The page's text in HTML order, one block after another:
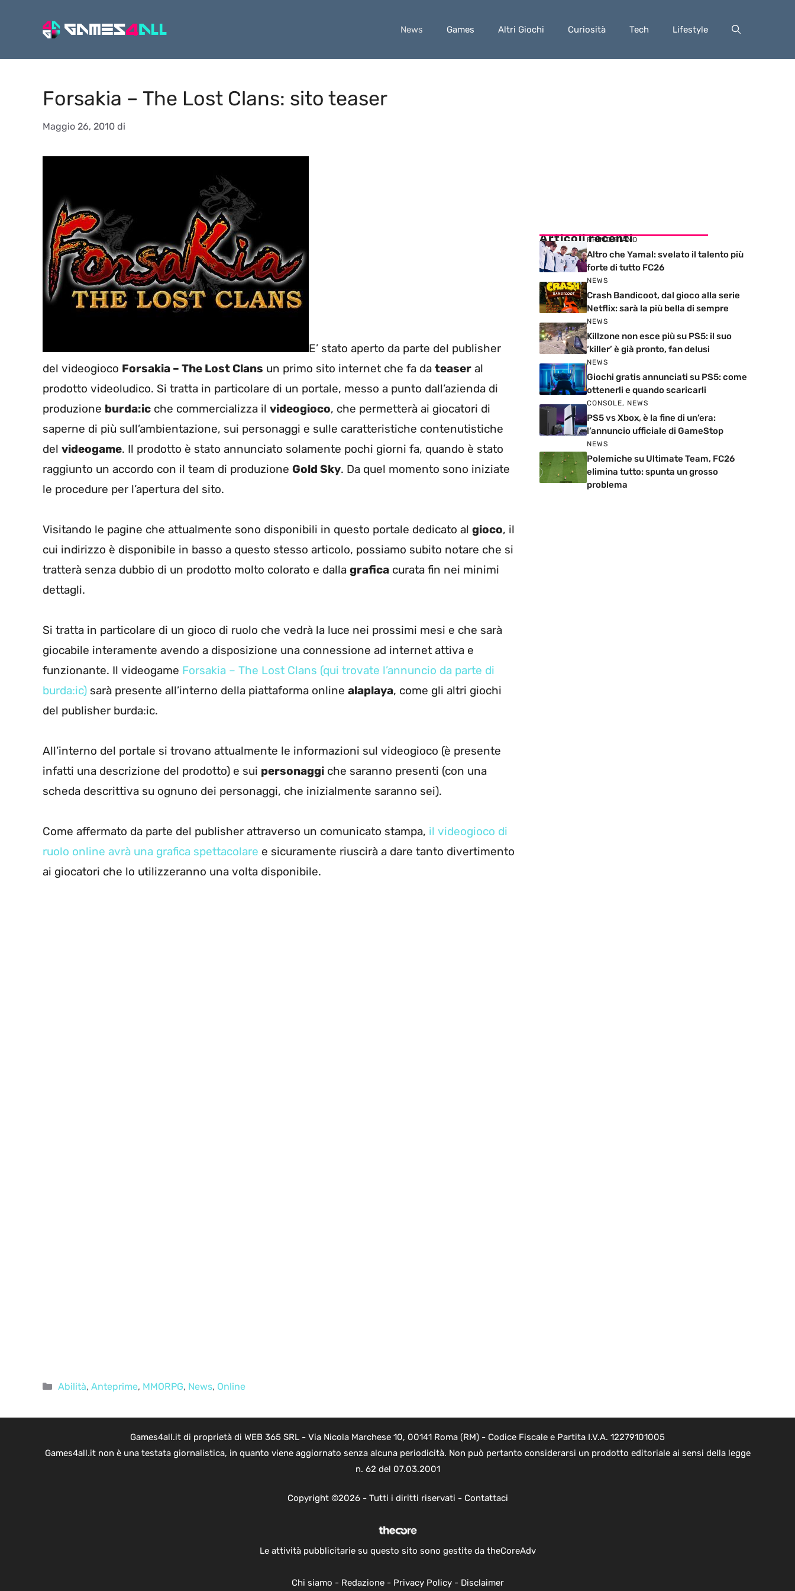
News Games Altri Giochi Curiosità Tech Lifestyle
Forsakia – The Lost Clans: sito teaser
Maggio 26, 2010 di
E’ stato aperto da parte del publisher
del videogioco Forsakia – The Lost Clans un primo sito internet che fa da teaser al
prodotto videoludico. Si tratta in particolare di un portale, messo a punto dall’azienda di
produzione burda:ic che commercializza il videogioco, che permetterà ai giocatori di
saperne di più sull’ambientazione, sui personaggi e sulle caratteristiche contenutistiche
del videogame. Il prodotto è stato annunciato solamente pochi giorni fa, quando è stato
raggiunto un accordo con il team di produzione Gold Sky. Da quel momento sono iniziate
le procedure per l’apertura del sito.
Visitando le pagine che attualmente sono disponibili in questo portale dedicato al gioco, il
cui indirizzo è disponibile in basso a questo stesso articolo, possiamo subito notare che si
tratterà senza dubbio di un prodotto molto colorato e dalla grafica curata fin nei minimi
dettagli.
Si tratta in particolare di un gioco di ruolo che vedrà la luce nei prossimi mesi e che sarà
giocabile interamente avendo a disposizione una connessione ad internet attiva e
funzionante. Il videogame Forsakia – The Lost Clans (qui trovate l’annuncio da parte di
burda:ic) sarà presente all’interno della piattaforma online alaplaya, come gli altri giochi
del publisher burda:ic.
All’interno del portale si trovano attualmente le informazioni sul videogioco (è presente
infatti una descrizione del prodotto) e sui personaggi che saranno presenti (con una
scheda descrittiva su ognuno dei personaggi, che inizialmente saranno sei).
Come affermato da parte del publisher attraverso un comunicato stampa, il videogioco di
ruolo online avrà una grafica spettacolare e sicuramente riuscirà a dare tanto divertimento
ai giocatori che lo utilizzeranno una volta disponibile.
Categorie
Abilità, Anteprime, MMORPG, News, Online
Articoli recenti
PRIMO PIANO
Altro che Yamal: svelato il talento più
forte di tutto FC26
NEWS
Crash Bandicoot, dal gioco alla serie
Netflix: sarà la più bella di sempre
NEWS
Killzone non esce più su PS5: il suo
‘killer’ è già pronto, fan delusi
NEWS
Giochi gratis annunciati su PS5: come
ottenerli e quando scaricarli
CONSOLE, NEWS
PS5 vs Xbox, è la fine di un’era:
l’annuncio ufficiale di GameStop
NEWS
Polemiche su Ultimate Team, FC26
elimina tutto: spunta un grosso
problema
Games4all.it di proprietà di WEB 365 SRL - Via Nicola Marchese 10, 00141 Roma (RM) - Codice Fiscale e Partita I.V.A. 12279101005
Games4all.it non è una testata giornalistica, in quanto viene aggiornato senza alcuna periodicità. Non può pertanto considerarsi un prodotto editoriale ai sensi della legge
n. 62 del 07.03.2001
Copyright ©2026 - Tutti i diritti riservati - Contattaci
Le attività pubblicitarie su questo sito sono gestite da theCoreAdv
Chi siamo - Redazione- Privacy Policy- Disclaimer